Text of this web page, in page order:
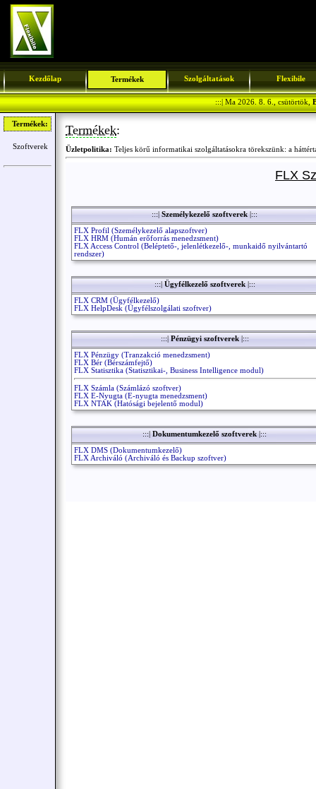
Kezdőlap Termékek Szolgáltatások Flexibile
:::| Ma 2026. 8. 6., csütörtök,
Termékek:
Szoftverek
Termékek:
Üzletpolitika: Teljes körű informatikai szolgáltatásokra törekszünk: a
FLX
:::| Személykezelő szoftverek |:::
FLX Profil (Személykezelő alapszoftver)
FLX HRM (Humán erőforrás menedzsment)
FLX Access Control (Beléptető-, jelenlétkezelő-, munkaidő nyilvántartó
rendszer)
:::| Ügyfélkezelő szoftverek |:::
FLX CRM (Ügyfélkezelő)
FLX HelpDesk (Ügyfélszolgálati szoftver)
:::| Pénzügyi szoftverek |:::
FLX Pénzügy (Tranzakció menedzsment)
FLX Bér (Bérszámfejtő)
FLX Statisztika (Statisztikai-, Business Intelligence modul)
FLX Számla (Számlázó szoftver)
FLX E-Nyugta (E-nyugta menedzsment)
FLX NTAK (Hatósági bejelentő modul)
:::| Dokumentumkezelő szoftverek |:::
FLX DMS (Dokumentumkezelő)
FLX Archiváló (Archiváló és Backup szoftver)